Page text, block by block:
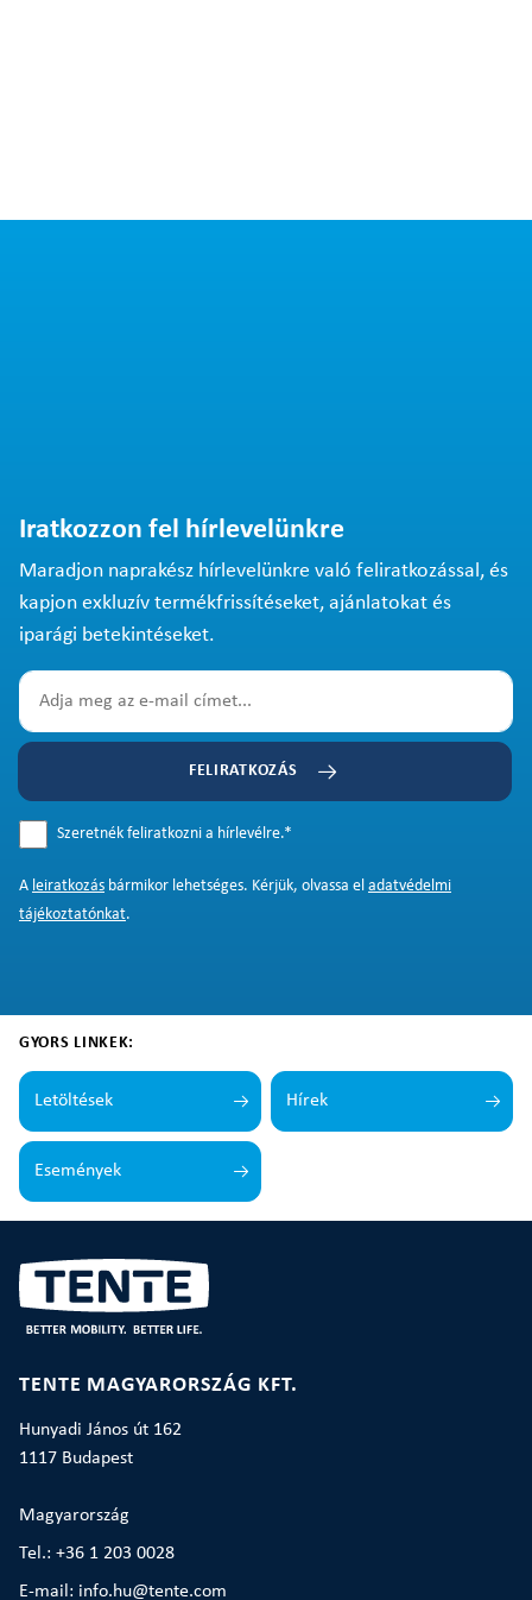
Iratkozzon fel hírlevelünkre
Maradjon naprakész hírlevelünkre való feliratkozással, és
kapjon exkluzív termékfrissítéseket, ajánlatokat és
iparági betekintéseket.
FELIRATKOZÁS
Szeretnék feliratkozni a hírlevélre.*
A leiratkozás bármikor lehetséges. Kérjük, olvassa el adatvédelmi
tájékoztatónkat.
GYORS LINKEK:
Letöltések Hírek
Események
TENTE MAGYARORSZÁG KFT.
Hunyadi János út 162
1117 Budapest
Magyarország
Tel.: +36 1 203 0028
E-mail: info.hu@tente.com